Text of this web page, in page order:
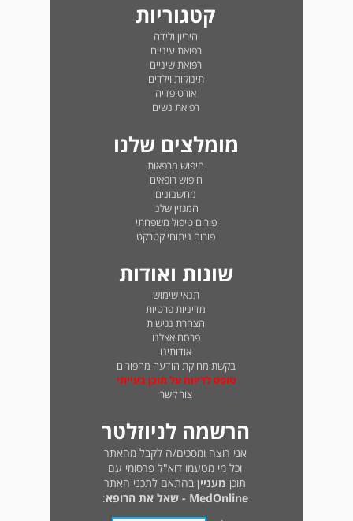
קטגוריות
היריון ולידה
רפואת עיניים
רפואת שיניים
תינוקות וילדים
אורטופדיה
רפואת נשים
מומלצים שלנו
חיפוש מרפאות
חיפוש רופאים
מחשבונים
המגזין שלנו
פורום טיפול משפחתי
פורום ניתוחי קטרקט
שונות ואודות
תנאי שימוש
מדיניות פרטיות
הצהרת נגישות
פרסם אצלנו
אודותינו
בקשת מחיקת הודעה מהפורום
טופס לדיווח על תוכן בעייתי
צור קשר
הרשמה לניוזלטר
אני רוצה ומסכים/ה לקבל מהאתר
וכל מי מטעמו דוא"ל פרסומי עם
תוכן מעניין בהתאם לתכני האתר
MedOnline - שאל את הרופא
: